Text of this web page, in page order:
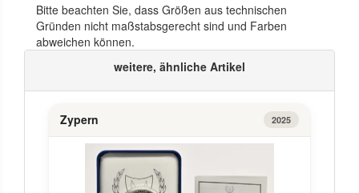
Bitte beachten Sie, dass Größen aus technischen
Gründen nicht maßstabsgerecht sind und Farben
abweichen können.
weitere, ähnliche Artikel
Zypern 2025